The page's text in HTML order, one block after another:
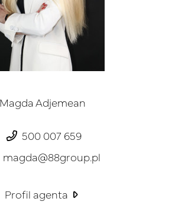
Magda Adjemean
500 007 659
magda@88group.pl
Profil agenta